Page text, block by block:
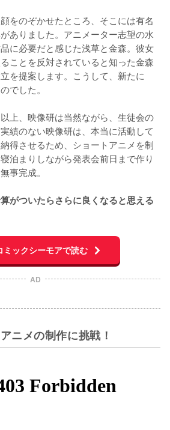
をのぞかせたところ、そこには有名
ありました。アニメーター志望の水
に必要だと感じた浅草と金森。彼女
ことを反対されていると知った金森
を提案します。こうして、新たに
でした。
上、映像研は当然ながら、生徒会の
績のない映像研は、本当に活動して
得させるため、ショートアニメを制
泊まりしながら発表会前日まで作り
事完成。
がついたらさらに良くなると思える
ミックシーモアで読む
AD
ニメの制作に挑戦！